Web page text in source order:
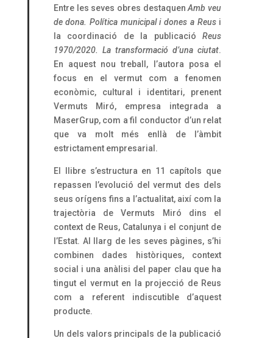
Entre les seves obres destaquenAmb veu
de dona. Política municipal i dones a Reusi
la coordinació de la publicacióReus
1970/2020. La transformació d’una ciutat.
En aquest nou treball, l’autora posa el
focus en el vermut com a fenomen
econòmic, cultural i identitari, prenent
Vermuts Miró, empresa integrada a
MaserGrup, com a fil conductor d’un relat
que va molt més enllà de l’àmbit
estrictament empresarial.
El llibre s’estructura en 11 capítols que
repassen l’evolució del vermut des dels
seus orígens fins a l’actualitat, així com la
trajectòria de Vermuts Miró dins el
context de Reus, Catalunya i el conjunt de
l’Estat. Al llarg de les seves pàgines, s’hi
combinen dades històriques, context
social i una anàlisi del paper clau que ha
tingut el vermut en la projecció de Reus
com a referent indiscutible d’aquest
producte.
Un dels valors principals de la publicació